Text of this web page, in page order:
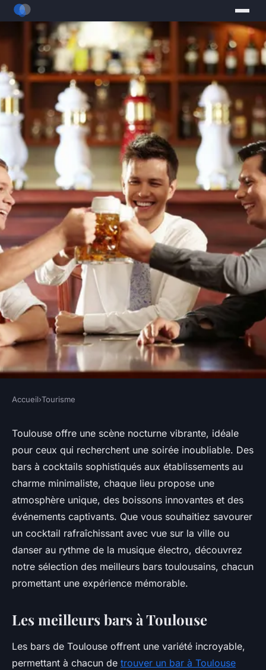
Les meilleurs bars à toulouse
pour une soirée inoubliable
Mathilde •11 mars 2025•4 min de lecture
Accueil›Tourisme
Toulouse offre une scène nocturne vibrante, idéale
pour ceux qui recherchent une soirée inoubliable. Des
bars à cocktails sophistiqués aux établissements au
charme minimaliste, chaque lieu propose une
atmosphère unique, des boissons innovantes et des
événements captivants. Que vous souhaitiez savourer
un cocktail rafraîchissant avec vue sur la ville ou
danser au rythme de la musique électro, découvrez
notre sélection des meilleurs bars toulousains, chacun
promettant une expérience mémorable.
Les meilleurs bars à Toulouse
Les bars de Toulouse offrent une variété incroyable,
permettant à chacun de trouver un bar à Toulouse